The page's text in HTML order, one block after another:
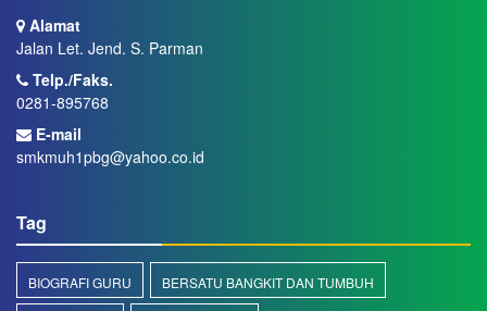
Alamat
Jalan Let. Jend. S. Parman
Telp./Faks.
0281-895768
E-mail
smkmuh1pbg@yahoo.co.id
Tag
BIOGRAFI GURU BERSATU BANGKIT DAN TUMBUH